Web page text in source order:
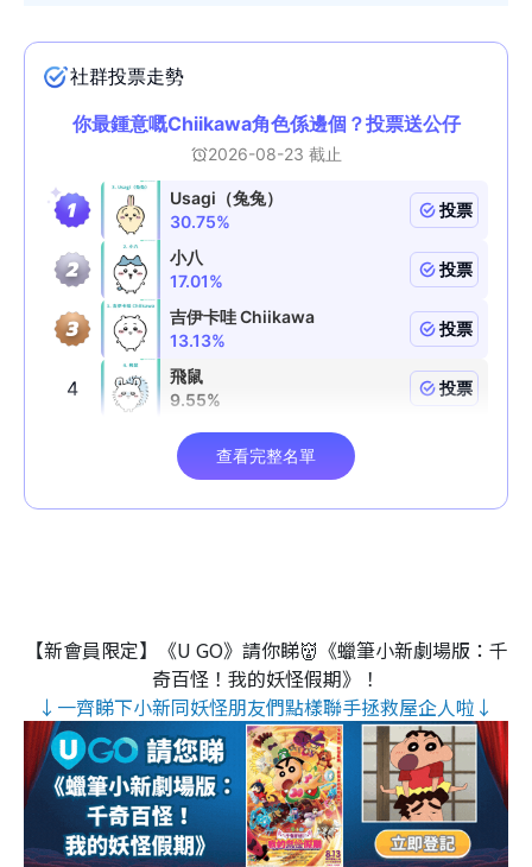
【新會員限定】《U GO》請你睇👹《蠟筆小新劇場版：千
奇百怪！我的妖怪假期》！
↓一齊睇下小新同妖怪朋友們點樣聯手拯救屋企人啦↓